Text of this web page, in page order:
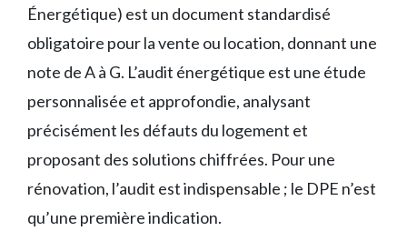
Énergétique) est un document standardisé
obligatoire pour la vente ou location, donnant une
note de A à G. L’audit énergétique est une étude
personnalisée et approfondie, analysant
précisément les défauts du logement et
proposant des solutions chiffrées. Pour une
rénovation, l’audit est indispensable ; le DPE n’est
qu’une première indication.